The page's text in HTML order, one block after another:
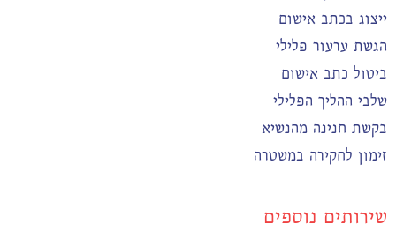
ייצוג בכתב אישום
הגשת ערעור פלילי
ביטול כתב אישום
שלבי ההליך הפלילי
בקשת חנינה מהנשיא
זימון לחקירה במשטרה
שירותים נוספים